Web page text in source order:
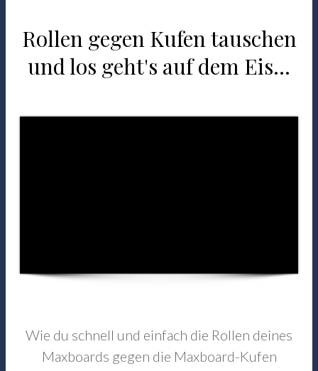
Rollen gegen Kufen tauschen
und los geht's auf dem Eis...
Wie du schnell und einfach die Rollen deines
Maxboards gegen die Maxboard-Kufen